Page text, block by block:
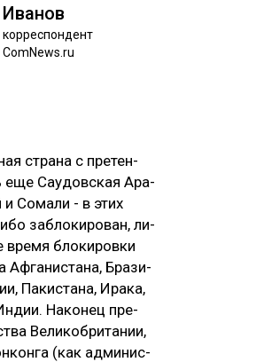
Ива­нов
кор­рес­пон­дент
ComNews.ru
стра­на с пре­тен­
еще Сау­дов­ская Ара­
и Со­ма­ли - в этих
заб­ло­ки­ро­ван, ли­
вре­мя бло­ки­ров­ки
Аф­га­нис­та­на, Бра­зи­
Па­кис­та­на, Ира­ка,
На­ко­нец пре­
Ве­ли­коб­ри­та­нии,
(как ад­ми­нис­